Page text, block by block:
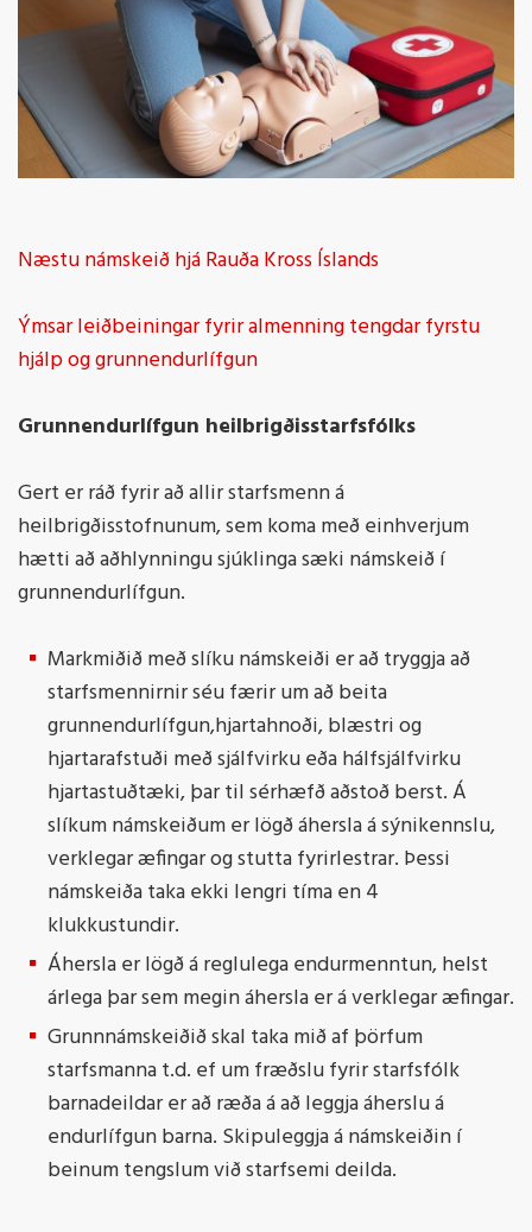
Næstu námskeið hjá Rauða Kross Íslands
Ýmsar leiðbeiningar fyrir almenning tengdar fyrstu
hjálp og grunnendurlífgun
Grunnendurlífgun heilbrigðisstarfsfólks
Gert er ráð fyrir að allir starfsmenn á
heilbrigðisstofnunum, sem koma með einhverjum
hætti að aðhlynningu sjúklinga sæki námskeið í
grunnendurlífgun.
Markmiðið með slíku námskeiði er að tryggja að
starfsmennirnir séu færir um að beita
grunnendurlífgun,hjartahnoði, blæstri og
hjartarafstuði með sjálfvirku eða hálfsjálfvirku
hjartastuðtæki, þar til sérhæfð aðstoð berst. Á
slíkum námskeiðum er lögð áhersla á sýnikennslu,
verklegar æfingar og stutta fyrirlestrar. Þessi
námskeiða taka ekki lengri tíma en 4
klukkustundir.
Áhersla er lögð á reglulega endurmenntun, helst
árlega þar sem megin áhersla er á verklegar æfingar.
Grunnnámskeiðið skal taka mið af þörfum
starfsmanna t.d. ef um fræðslu fyrir starfsfólk
barnadeildar er að ræða á að leggja áherslu á
endurlífgun barna. Skipuleggja á námskeiðin í
beinum tengslum við starfsemi deilda.